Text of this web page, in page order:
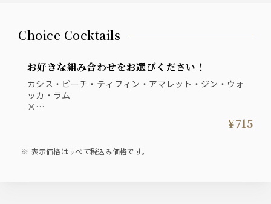
Choice Cocktails
お好きな組み合わせをお選びください！
カシス・ピーチ・ティフィン・アマレット・ジン・ウォ
ッカ・ラム
×
オレンジジュース・グレープフルーツジュース・パイン
ジュース・クランベリー・ジンジャーエール・ソーダ・
¥715
表示価格はすべて税込み価格です。